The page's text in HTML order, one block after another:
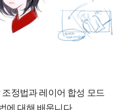
정법과 레이어 합성 모드